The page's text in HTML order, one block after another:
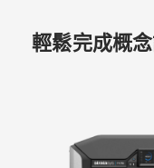
輕鬆完成概